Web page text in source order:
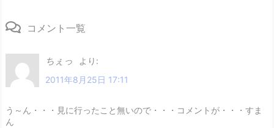
コメント一覧
ちぇっ
より:
2011年8月25日 17:11
う～ん・・・見に行ったこと無いので・・・コメントが・・・すま
ん